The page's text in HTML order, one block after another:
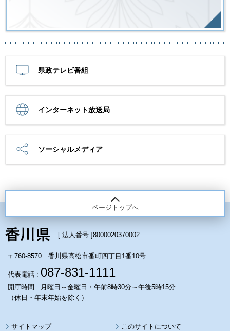
県政テレビ番組
インターネット放送局
ソーシャルメディア
ページトップへ
[ 法人番号 ]8000020370002
〒760-8570 香川県高松市番町四丁目1番10号
代表電話 : 087-831-1111
開庁時間 : 月曜日～金曜日・午前8時30分～午後5時15分
（休日・年末年始を除く）
サイトマップ このサイトについて